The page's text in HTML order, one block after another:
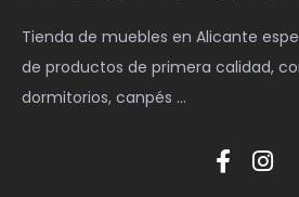
Tienda de muebles en Alicante
de productos de primera calidad,
dormitorios, canpés …